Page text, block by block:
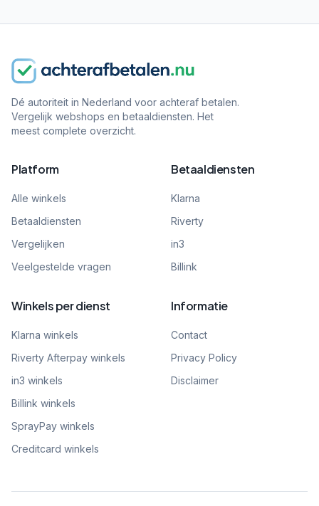
Dé autoriteit in Nederland voor achteraf betalen.
Vergelijk webshops en betaaldiensten. Het
meest complete overzicht.
Platform
Alle winkels
Betaaldiensten
Vergelijken
Veelgestelde vragen
Betaaldiensten
Klarna
Riverty
in3
Billink
Winkels per dienst
Klarna winkels
Riverty Afterpay winkels
in3 winkels
Billink winkels
SprayPay winkels
Creditcard winkels
Informatie
Contact
Privacy Policy
Disclaimer